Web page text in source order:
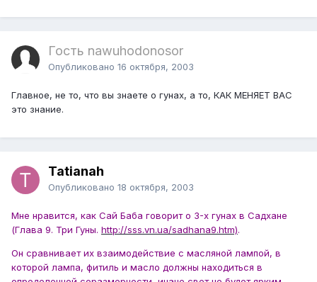
Гость nawuhodonosor
Опубликовано 16 октября, 2003
Главное, не то, что вы знаете о гунах, а то, КАК МЕНЯЕТ ВАС
это знание.
Tatianah
Опубликовано 18 октября, 2003
Мне нравится, как Сай Баба говорит о 3-х гунах в Садхане
(Глава 9. Три Гуны. http://sss.vn.ua/sadhana9.htm).
Он сравнивает их взаимодействие с масляной лампой, в
которой лампа, фитиль и масло должны находиться в